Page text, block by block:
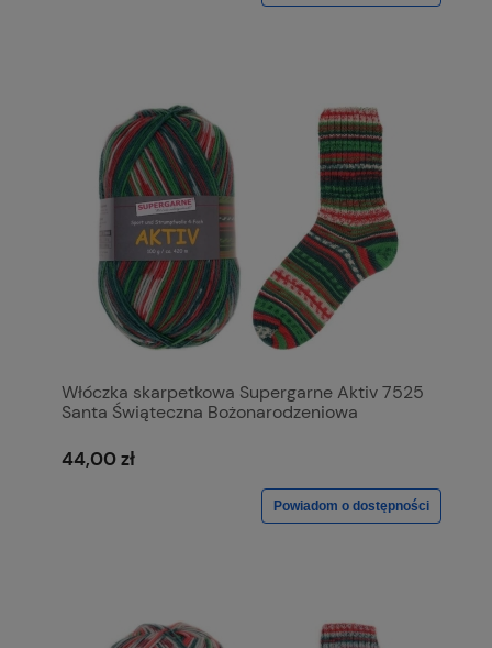
Włóczka skarpetkowa Supergarne Aktiv 7525
Santa Świąteczna Bożonarodzeniowa
44,00 zł
Powiadom o dostępności